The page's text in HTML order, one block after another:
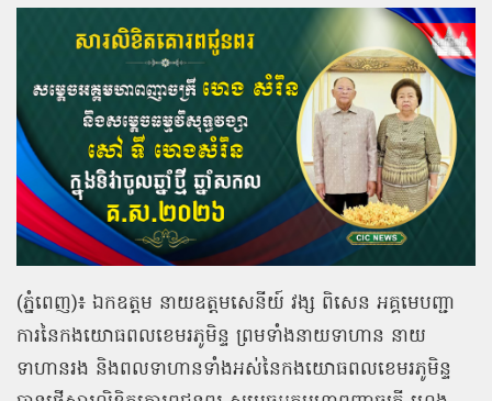
(ភ្នំពេញ)៖ ឯកឧត្ដម នាយឧត្ដមសេនីយ៍ វង្ស ពិសេន អគ្គមេបញ្ជា
ការនៃកងយោធពលខេមរភូមិន្ទ ព្រមទាំងនាយទាហាន នាយ
ទាហានរង និងពលទាហានទាំងអស់នៃកងយោធពលខេមរភូមិន្ទ